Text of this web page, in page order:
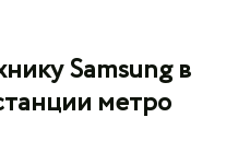
Samsung в
метро